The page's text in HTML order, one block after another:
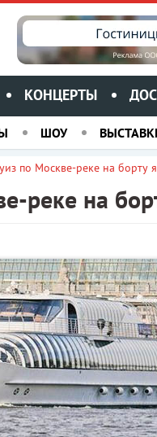
КОНЦЕРТЫ
ШОУ
по Москве-реке на борту
реке на